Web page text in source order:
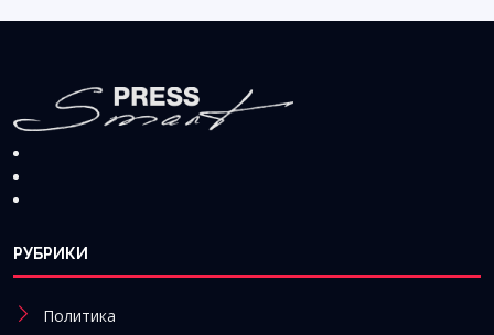
РУБРИКИ
Политика